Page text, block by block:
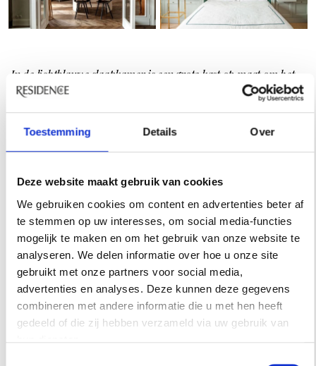
Toestemming Details Over
Deze website maakt gebruik van cookies
We gebruiken cookies om content en advertenties beter af
te stemmen op uw interesses, om social media-functies
mogelijk te maken en om het gebruik van onze website te
analyseren. We delen informatie over hoe u onze site
gebruikt met onze partners voor social media,
advertenties en analyses. Deze kunnen deze gegevens
combineren met andere informatie die u met hen heeft
gedeeld of die zij hebben verzameld via uw gebruik van
In de lichtblauweslaapkamer is een grote kast op maat om het
bed heen gebouwd voor extra veel verborgen opbergruimte. De
lichtblauwe kleur is Light Blue vanFarrow & Ballen het
hoofdbord is bekleed met linnen van